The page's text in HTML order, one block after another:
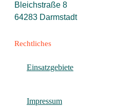
Bleichstraße 8
64283 Darmstadt
Rechtliches
Einsatzgebiete
Impressum